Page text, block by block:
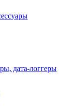
дата-логгеры